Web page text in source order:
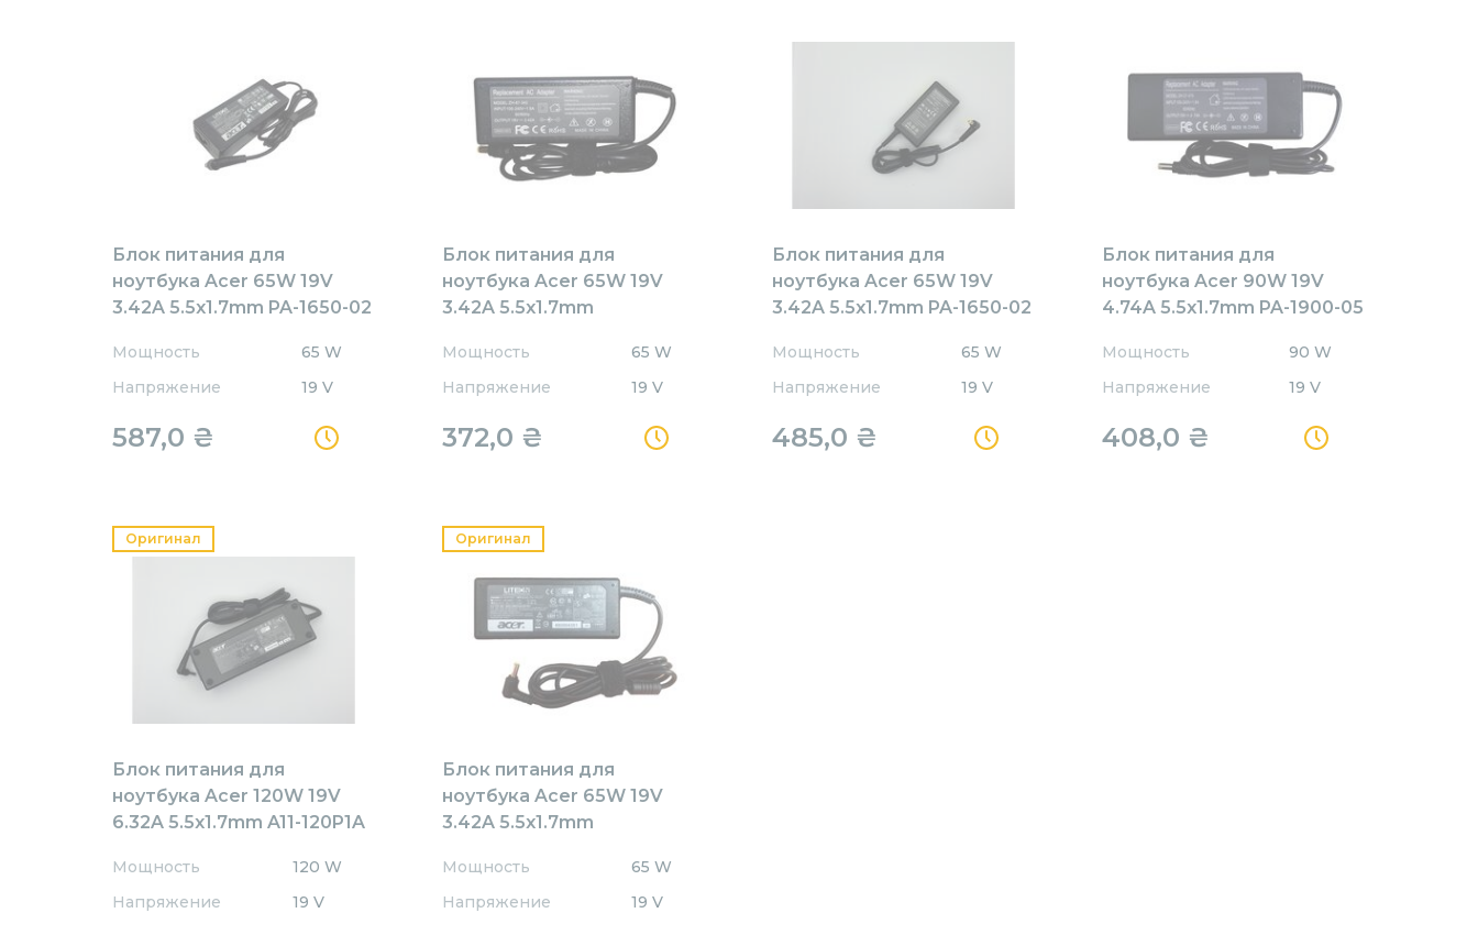
Блок питания для
ноутбука Acer 65W 19V
3.42A 5.5x1.7mm PA-1650-02
Мощность
65 W
Напряжение
19 V
587,0 ₴
Блок питания для
ноутбука Acer 65W 19V
3.42A 5.5x1.7mm
REPLACEMENT
Мощность
65 W
Напряжение
19 V
372,0 ₴
Блок питания для
ноутбука Acer 65W 19V
3.42A 5.5x1.7mm PA-1650-02
Мощность
65 W
Напряжение
19 V
485,0 ₴
Блок питания для
ноутбука Acer 90W 19V
4.74A 5.5x1.7mm PA-1900-05
Мощность
90 W
Напряжение
19 V
408,0 ₴
Оригинал
Блок питания для
ноутбука Acer 120W 19V
6.32A 5.5x1.7mm A11-120P1A
Мощность
120 W
Напряжение
19 V
Оригинал
Блок питания для
ноутбука Acer 65W 19V
3.42A 5.5x1.7mm
Мощность
65 W
Напряжение
19 V